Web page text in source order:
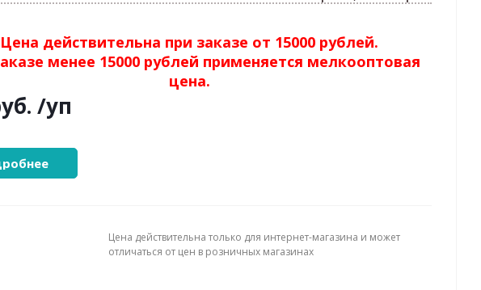
Цена действительна при заказе от 15000 рублей.
менее 15000 рублей применяется мелкооптовая
цена.
/уп
Цена действительна только для интернет-магазина и может
отличаться от цен в розничных магазинах